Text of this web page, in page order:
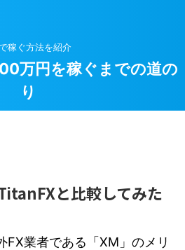
稼ぐ方法を紹介
万円を稼ぐまでの道の
り
と比較してみた
FX業者である「XM」のメリ